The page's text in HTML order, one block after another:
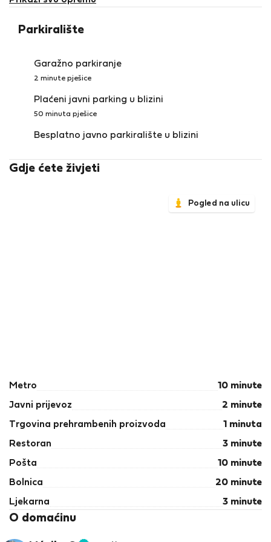
comfortable, spacious lounge and a pool table,
Parkiralište
Garažno parkiranje
2 minute pješice
Plaćeni javni parking u blizini
50 minuta pješice
Besplatno javno parkiralište u blizini
Gdje ćete živjeti
Pogled na ulicu
Metro 10 minute
Javni prijevoz 2 minute
Trgovina prehrambenih proizvoda 1 minuta
Restoran 3 minute
Pošta 10 minute
Bolnica 20 minute
Ljekarna 3 minute
O domaćinu